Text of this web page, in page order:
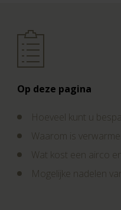
088 220 4200
09:00 - 16:00
Op deze pagina
Hoeveel kunt u
Waarom is
Wat kost een airco
Mogelijke nadelen